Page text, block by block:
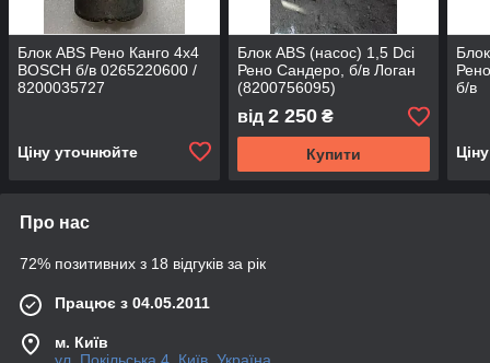
Блок ABS Рено Канго 4x4
BOSCH б/в 0265220600 /
8200035727
Ціну уточнюйте
Блок ABS (насос) 1,5 Dci
Рено Сандеро, б/в Логан
(8200756095)
від 2 250₴
Купити
б/в
Про нас
72% позитивних з 18 відгуків за рік
Працює з 04.05.2011
м. Київ